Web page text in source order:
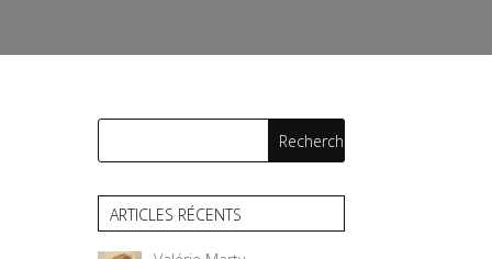
ARTICLES RÉCENTS